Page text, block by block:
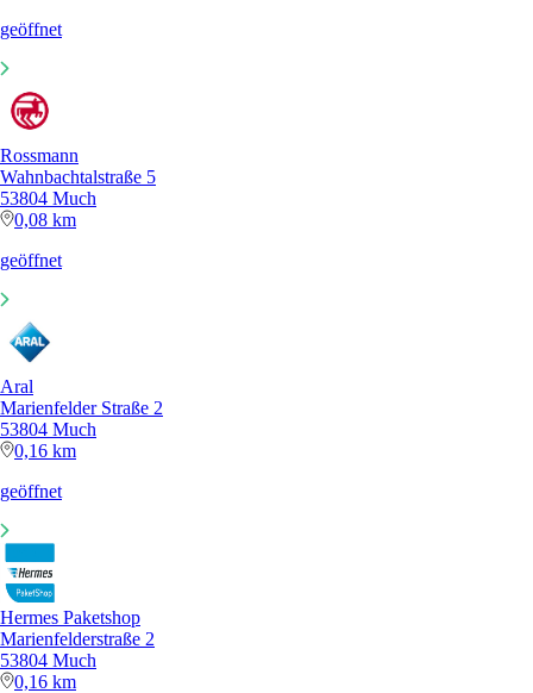
geöffnet
Rossmann
Wahnbachtalstraße 5
53804 Much
0,08 km
geöffnet
Aral
Marienfelder Straße 2
53804 Much
0,16 km
geöffnet
Hermes Paketshop
Marienfelderstraße 2
53804 Much
0,16 km